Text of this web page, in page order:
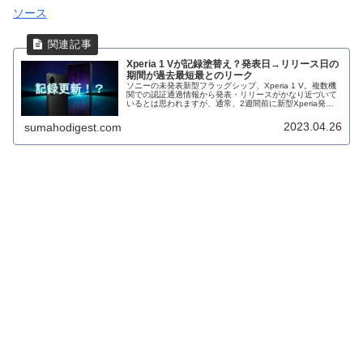
ソース
Xperia 1 Vが記録塗替え？発表日→リリース日の
期間が過去最短最とのリーク
ソニーの未発表新型フラッグシップ、Xperia 1 V。複数機
関での認証通過情報から発表・リリースがかなり近づいて
いるとは思われますが、通常、2週間前に新型Xperia発表
sumahodigest.com 2023.04.26